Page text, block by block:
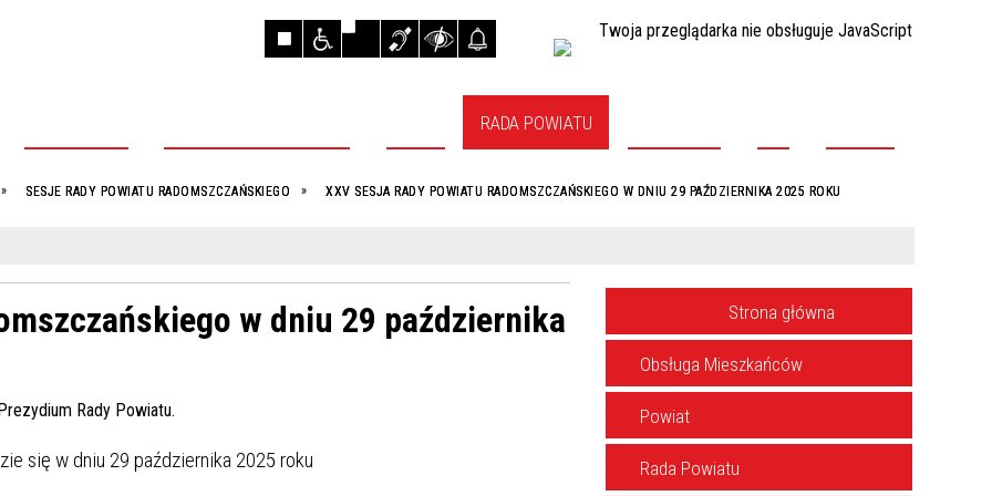
Twoja przeglądarka nie obsługuje JavaScript
RADA POWIATU
SESJE RADY POWIATU RADOMSZCZAŃSKIEGO XXV SESJA RADY POWIATU RADOMSZCZAŃSKIEGO W DNIU 29 PAŹDZIERNIKA 2025 ROKU
w dniu 29 października
się w dniu 29 października 2025 roku
Strona główna
Obsługa Mieszkańców
Powiat
Rada Powiatu